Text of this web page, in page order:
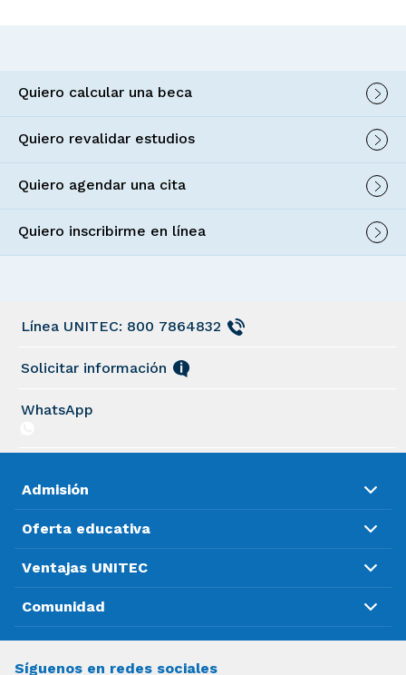
Quiero calcular una beca
Quiero revalidar estudios
Quiero agendar una cita
Quiero inscribirme en línea
Línea UNITEC: 800 7864832
Solicitar información
WhatsApp
Admisión
Oferta educativa
Ventajas UNITEC
Comunidad
Síguenos en redes sociales